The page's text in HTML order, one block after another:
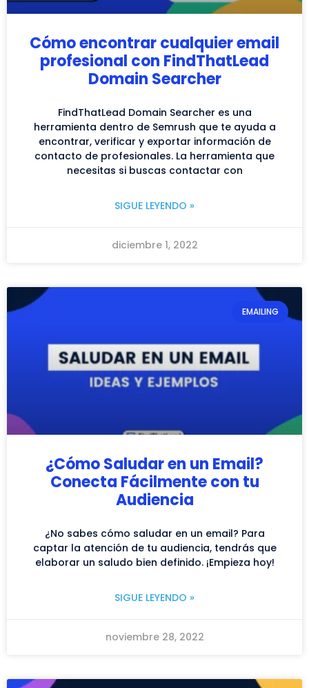
Cómo encontrar cualquier email
profesional con FindThatLead
Domain Searcher
FindThatLead Domain Searcher es una
herramienta dentro de Semrush que te ayuda a
encontrar, verificar y exportar información de
contacto de profesionales. La herramienta que
necesitas si buscas contactar con
SIGUE LEYENDO »
diciembre 1, 2022
EMAILING
¿Cómo Saludar en un Email?
Conecta Fácilmente con tu
Audiencia
¿No sabes cómo saludar en un email? Para
captar la atención de tu audiencia, tendrás que
elaborar un saludo bien definido. ¡Empieza hoy!
SIGUE LEYENDO »
noviembre 28, 2022